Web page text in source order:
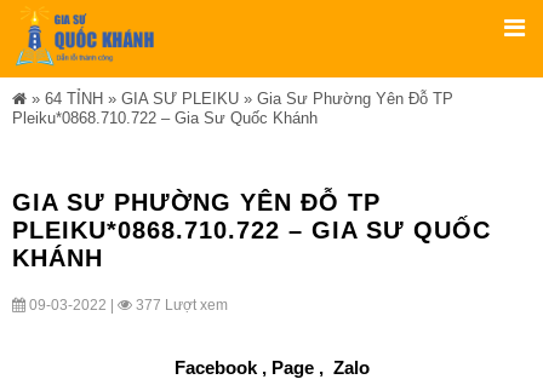
» 64 TỈNH » GIA SƯ PLEIKU » Gia Sư Phường Yên Đỗ TP
Pleiku*0868.710.722 – Gia Sư Quốc Khánh
GIA SƯ PHƯỜNG YÊN ĐỖ TP
PLEIKU*0868.710.722 – GIA SƯ QUỐC
KHÁNH
09-03-2022 | 377 Lượt xem
Facebook , Page, Zalo